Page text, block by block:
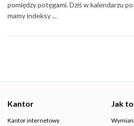
pomiędzy potęgami. Dziś w kalendarzu
mamy indeksy ...
Kantor
Kantor internetowy
Jak to